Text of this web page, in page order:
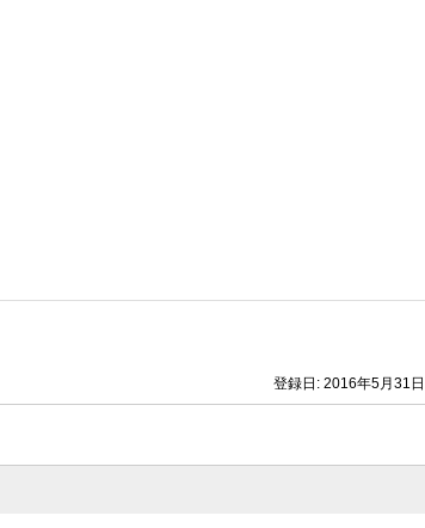
登録日: 2016年5月31日